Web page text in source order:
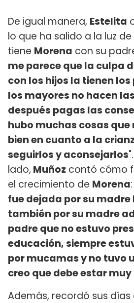
De igual manera, Estelita
lo que ha salido a la luz
tiene Morena con su
me parece que la culpa
con los hijos la tienen
los mayores no hacen
después pagas las
hubo muchas cosas que
bien en cuanto a la
seguirlos y aconsejarlos
lado, Muñoz contó cómo
el crecimiento de Morena
fue dejada por su
también por su madre
padre que no estuvo
educación, siempre
por mucamas y no tuvo
creo que debe estar
Además, recordó sus